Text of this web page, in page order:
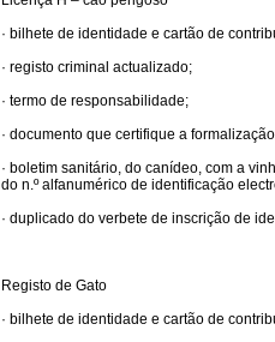
· bilhete de identidade e cartão de
· registo criminal actualizado;
· termo de responsabilidade;
· documento que certifique a
· boletim sanitário, do canídeo, com a
do n.º alfanumérico de identificação
· duplicado do verbete de inscrição de
Registo de Gato
· bilhete de identidade e cartão de